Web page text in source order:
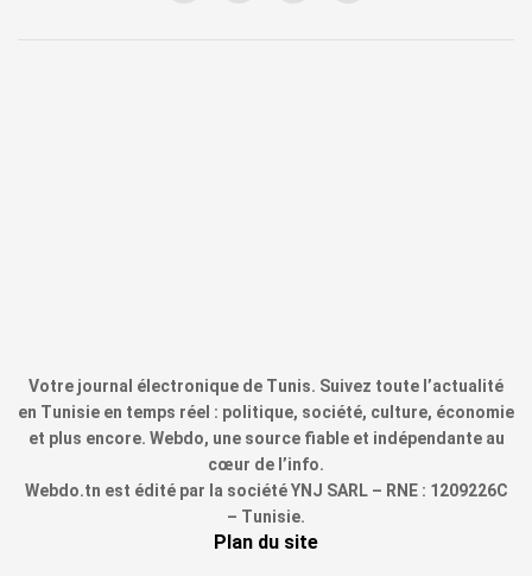
Votre journal électronique de Tunis. Suivez toute l’actualité
en Tunisie en temps réel : politique, société, culture, économie
et plus encore. Webdo, une source fiable et indépendante au
cœur de l’info.
Webdo.tn est édité par la société YNJ SARL – RNE : 1209226C
– Tunisie.
Plan du site